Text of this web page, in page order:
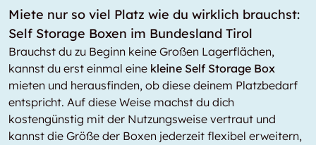
Miete nur so viel Platz wie du wirklich brauchst:
Self Storage Boxen im Bundesland Tirol
Brauchst du zu Beginn keine Großen Lagerflächen,
kannst du erst einmal eine kleine Self Storage Box
mieten und herausfinden, ob diese deinem Platzbedarf
entspricht. Auf diese Weise machst du dich
kostengünstig mit der Nutzungsweise vertraut und
kannst die Größe der Boxen jederzeit flexibel erweitern,